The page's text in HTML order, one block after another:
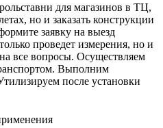
для магазинов в ТЦ,
но и заказать конструкции
заявку на выезд
проведет измерения, но и
все вопросы. Осуществляем
Выполним
после установки